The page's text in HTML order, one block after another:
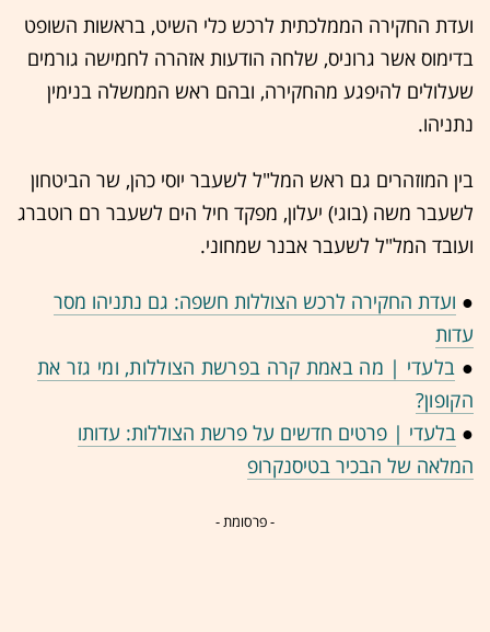
ועדת החקירה הממלכתית לרכש כלי השיט, בראשות השופט
בדימוס אשר גרוניס, שלחה הודעות אזהרה לחמישה גורמים
שעלולים להיפגע מהחקירה, ובהם ראש הממשלה בנימין
נתניהו.
בין המוזהרים גם ראש המל"ל לשעבר יוסי כהן, שר הביטחון
לשעבר משה (בוגי) יעלון, מפקד חיל הים לשעבר רם רוטברג
ועובד המל"ל לשעבר אבנר שמחוני.
● ועדת החקירה לרכש הצוללות חשפה: גם נתניהו מסר
עדות
● בלעדי | מה באמת קרה בפרשת הצוללות, ומי גזר את
הקופון?
● בלעדי | פרטים חדשים על פרשת הצוללות: עדותו
המלאה של הבכיר בטיסנקרופ
- פרסומת -